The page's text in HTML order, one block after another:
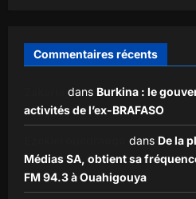
Commentaires récents
dans Burkina : le
activités de l’ex-BRAFASO
dans De la
Médias SA, obtient sa
FM 94.3 à Ouahigouya